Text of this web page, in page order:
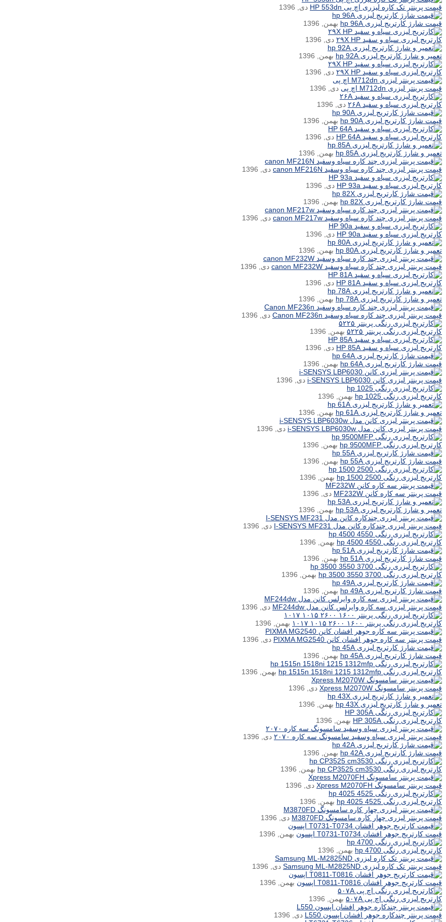
قیمت پرینتر تک کاره لیزری اچ پی HP 553dn
دی, 1396
قیمت شارژ کارتریج لیزری hp 96A
بهمن, 1396
کارتریج لیزری سیاه و سفید ۲۹X HP
دی, 1396
تعمیر و شارژ کارتریج لیزری hp 92A
بهمن, 1396
کارتریج لیزری سیاه و سفید ۲۹X HP
دی, 1396
قیمت پرینتر لیزری M712dn اچ پی
دی, 1396
کارتریج لیزری سیاه و سفید ۲۶A
دی, 1396
قیمت شارژ کارتریج لیزری hp 90A
بهمن, 1396
کارتریج لیزری سیاه و سفید HP 64A
دی, 1396
تعمیر و شارژ کارتریج لیزری hp 85A
بهمن, 1396
قیمت پرینتر لیزری چند کاره سیاه وسفید canon MF216N
دی, 1396
کارتریج لیزری سیاه و سفید HP 93a
دی, 1396
قیمت شارژ کارتریج لیزری hp 82X
بهمن, 1396
قیمت پرینتر لیزری چند کاره سیاه وسفید canon MF217w
دی, 1396
کارتریج لیزری سیاه و سفید HP 90a
دی, 1396
تعمیر و شارژ کارتریج لیزری hp 80A
بهمن, 1396
قیمت پرینتر لیزری چند کاره سیاه وسفید canon MF232W
دی, 1396
کارتریج لیزری سیاه و سفید HP 81A
دی, 1396
تعمیر و شارژ کارتریج لیزری hp 78A
بهمن, 1396
قیمت پرینتر لیزری چند کاره سیاه وسفید Canon MF236n
دی, 1396
کارتریج لیزری رنگی پرینتر ۵۲۲۵
بهمن, 1396
کارتریج لیزری سیاه و سفید HP 85A
دی, 1396
قیمت شارژ کارتریج لیزری hp 64A
بهمن, 1396
قیمت پرینتر لیزری کانن i-SENSYS LBP6030
دی, 1396
کارتریج لیزری رنگی hp 1025
بهمن, 1396
تعمیر و شارژ کارتریج لیزری hp 61A
بهمن, 1396
قیمت پرینتر لیزری کانن مدل i-SENSYS LBP6030w
دی, 1396
کارتریج لیزری رنگی hp 9500MFP
بهمن, 1396
قیمت شارژ کارتریج لیزری hp 55A
بهمن, 1396
کارتریج لیزری رنگی hp 1500 2500
بهمن, 1396
قیمت پرینتر سه کاره کانن MF232W
دی, 1396
تعمیر و شارژ کارتریج لیزری hp 53A
بهمن, 1396
قیمت پرینتر لیزری چندکاره کانن مدل I-SENSYS MF231
دی, 1396
کارتریج لیزری رنگی hp 4500 4550
بهمن, 1396
قیمت شارژ کارتریج لیزری hp 51A
بهمن, 1396
کارتریج لیزری رنگی hp 3500 3550 3700
بهمن, 1396
قیمت شارژ کارتریج لیزری hp 49A
بهمن, 1396
قیمت پرینتر لیزری سه کاره وایرلس کانن مدل MF244dw
دی, 1396
کارتریج لیزری رنگی پرینتر ۱۶۰۰ ۲۶۰۰ ۱۰۱۵ ۱۰۱۷
بهمن, 1396
قیمت پرینتر سه کاره جوهر افشان کانن PIXMA MG2540
دی, 1396
قیمت شارژ کارتریج لیزری hp 45A
بهمن, 1396
کارتریج لیزری رنگی hp 1515n 1518ni 1215 1312mfp
بهمن, 1396
قیمت پرینتر سامسونگ Xpress M2070W
دی, 1396
تعمیر و شارژ کارتریج لیزری hp 43X
بهمن, 1396
کارتریج لیزری رنگی HP 305A
بهمن, 1396
قیمت پرینتر لیزری سیاه وسفید سامسونگ سه کاره ۲۰۷۰
دی, 1396
قیمت شارژ کارتریج لیزری hp 42A
بهمن, 1396
کارتریج لیزری رنگی hp CP3525 cm3530
بهمن, 1396
قیمت پرینتر سامسونگ Xpress M2070FH
دی, 1396
کارتریج لیزری رنگی hp 4025 4525
بهمن, 1396
قیمت پرینتر لیزری چهار کاره سامسونگ M3870FD
دی, 1396
قیمت کارتریج جوهر افشان T0731-T0734 اپسون
بهمن, 1396
کارتریج لیزری رنگی hp 4700
بهمن, 1396
قیمت پرینتر تک کاره لیزری Samsung ML-M2825ND
دی, 1396
قیمت کارتریج جوهر افشان T0811-T0816 اپسون
بهمن, 1396
کارتریج لیزری رنگی اچ پی ۵۰۷A
بهمن, 1396
قیمت پرینتر چندکاره جوهر افشان اپسون L550
دی, 1396